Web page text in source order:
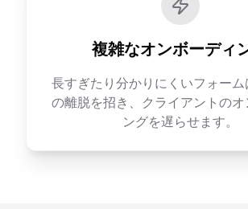
複雑なオンボーディ
長すぎたり分かりにくいフォー
の離脱を招き、クライアントのオ
ングを遅らせます。